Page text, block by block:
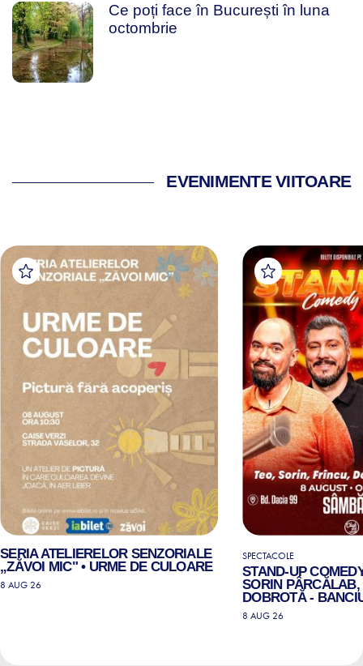
Ce poți face în București în luna
octombrie
EVENIMENTE VIITOARE
SERIA ATELIERELOR SENZORIALE
„ZĂVOI MIC" • URME DE CULOARE
8 AUG 26
SPECTACOLE
STAND-UP
SORIN PÂRCĂLAB,
DOBROTĂ -
8 AUG 26